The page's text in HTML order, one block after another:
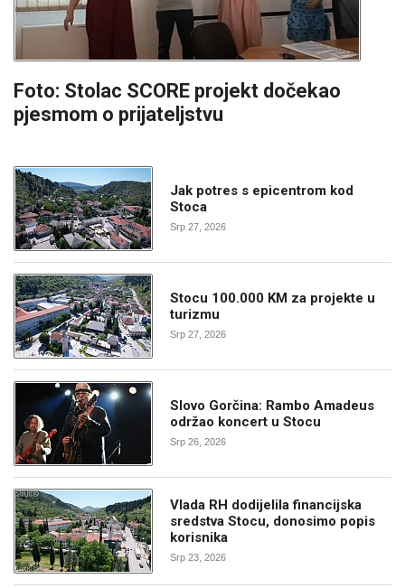
Foto: Stolac SCORE projekt dočekao
pjesmom o prijateljstvu
Jak potres s epicentrom kod
Stoca
Srp 27, 2026
Stocu 100.000 KM za projekte u
turizmu
Srp 27, 2026
Slovo Gorčina: Rambo Amadeus
održao koncert u Stocu
Srp 26, 2026
Vlada RH dodijelila financijska
sredstva Stocu, donosimo popis
korisnika
Srp 23, 2026